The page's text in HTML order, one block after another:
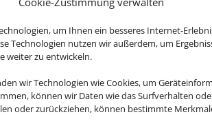
um Ihnen ein besseres Internet-
Technologien nutzen wir außerdem, um
weiter zu entwickeln.
wir Technologien wie Cookies, um
können wir Daten wie das Surfverhalten
oder zurückziehen, können bestimmte